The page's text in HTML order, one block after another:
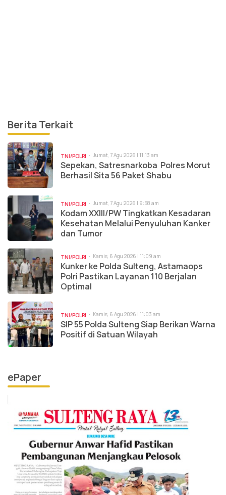
Berita Terkait
TNI/POLRI Jumat, 7 Agu 2026 | 11:13 am
Sepekan, Satresnarkoba Polres Morut
Berhasil Sita 56 Paket Shabu
TNI/POLRI Jumat, 7 Agu 2026 | 9:58 am
Kodam XXIII/PW Tingkatkan Kesadaran
Kesehatan Melalui Penyuluhan Kanker
dan Tumor
TNI/POLRI Kamis, 6 Agu 2026 | 11:09 am
Kunker ke Polda Sulteng, Astamaops
Polri Pastikan Layanan 110 Berjalan
Optimal
TNI/POLRI Kamis, 6 Agu 2026 | 11:03 am
SIP 55 Polda Sulteng Siap Berikan Warna
Positif di Satuan Wilayah
ePaper